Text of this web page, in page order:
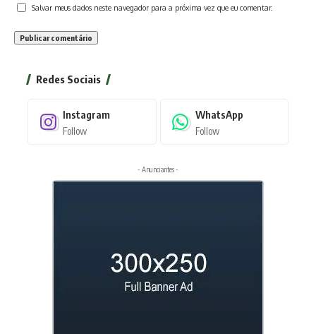
Salvar meus dados neste navegador para a próxima vez que eu comentar.
Redes Sociais
Instagram
Follow
WhatsApp
Follow
- Anunciantes -